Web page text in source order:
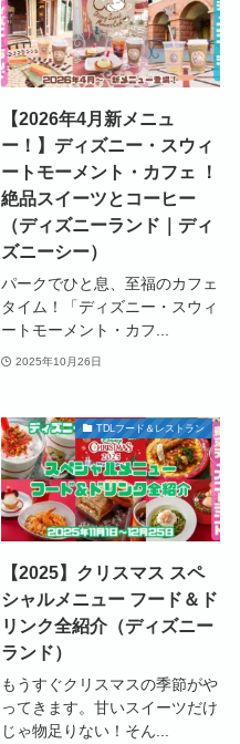
【2026年4月新メニュ
ー！】ディズニー・スウィ
ートモーメント・カフェ ！
絶品スイーツとコーヒー
（ディズニーランド｜ディ
ズニーシー）
パークでひと息、至福のカフェ
タイム！「ディズニー・スウィ
ートモーメント・カフ...
2025年10月26日
TDLフード＆レストラン
【2025】クリスマス スペ
シャルメニュー フード＆ド
リンク全紹介（ディズニー
ランド）
もうすぐクリスマスの季節がや
ってきます。甘いスイーツだけ
じゃ物足りない！そん...